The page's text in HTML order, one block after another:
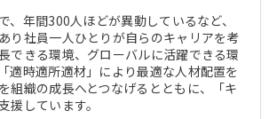
、年間300人ほどが異動しているなど、
り社員一人ひとりが自らのキャリアを考
できる環境、グローバルに活躍できる環
適時適所適材」により最適な人材配置を
組織の成長へとつなげるとともに、「キ
援しています。